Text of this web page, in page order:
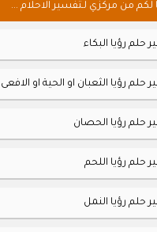
لكم من مركزي لـتفسير الاحلام ...
حلم رؤيا البكاء
حلم رؤيا الثعبان او الحية او الافعى
حلم رؤيا الحصان
حلم رؤيا اللحم
حلم رؤيا النمل